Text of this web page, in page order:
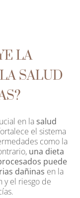
LA
SALUD
en la salud
el sistema
como la
una dieta
puede
dañinas en la
y el riesgo de